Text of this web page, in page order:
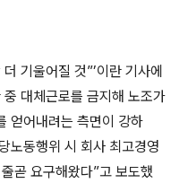
기울어질 것”’이란 기사에
대체근로를 금지해 노조가
얻어내려는 측면이 강하
노동행위 시 회사 최고경영
곧 요구해왔다”고 보도했